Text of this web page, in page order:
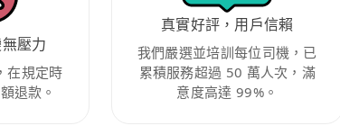
壓力
在規定時
退款。
真實好評，用戶信賴
我們嚴選並培訓每位司機，已
累積服務超過 50 萬人次，滿
意度高達 99%。